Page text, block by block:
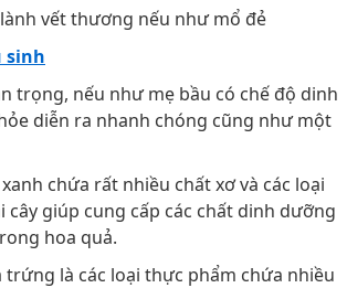
vết thương nếu như mổ đẻ
sinh
trọng, nếu như mẹ bầu có chế độ dinh
diễn ra nhanh chóng cũng như một
chứa rất nhiều chất xơ và các loại
giúp cung cấp các chất dinh dưỡng
hoa quả.
là các loại thực phẩm chứa nhiều